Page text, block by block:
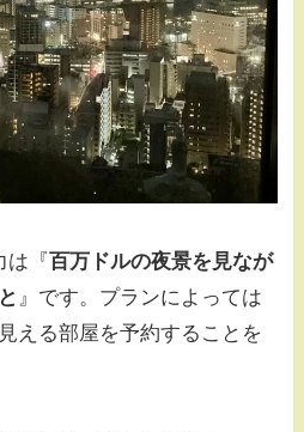
は『百万ドルの夜景を見なが
』です。プランによっては
える部屋を予約することを